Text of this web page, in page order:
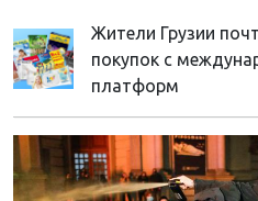
Жители Грузии
покупок с
платформ